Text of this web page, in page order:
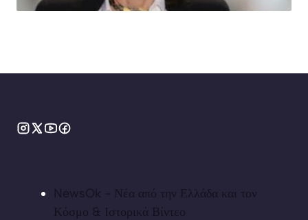
NewsOk - Νέα από την Ελλάδα και τον
Κόσμο & Ιστορικά Βίντεο